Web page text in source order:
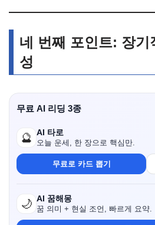
네 번째 포인트: 장기
성
무료 AI 리딩 3종
🔮 AI 타로
오늘 운세, 한 장으로 핵심만.
무료로 카드 뽑기
🌙 AI 꿈해몽
꿈 의미 + 현실 조언, 빠르게 요약.